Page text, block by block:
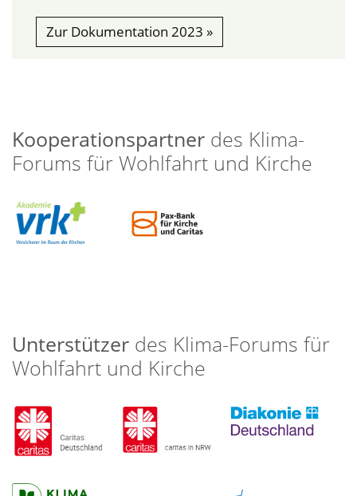
Zur Dokumentation 2023
Kooperationspartner des Klima-
Forums für Wohlfahrt und Kirche
Unterstützer des Klima-Forums für
Wohlfahrt und Kirche